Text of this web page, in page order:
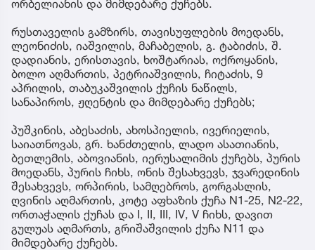
ორბელიანის და მიმდებარე ქუჩებს.
რუსთაველის გამზირს, თავისუფლების მოედანს,
ლეონიძის, იაშვილის, მაჩაბელის, გ. ტაბიძის, შ.
დადიანის, ერისთავის, ხოშტარიას, ოქროყანის,
ბოლო აღმართის, პეტრიაშვილის, ჩიტაძის, 9
აპრილის, თაბუკაშვილის ქუჩის ნაწილს,
სანაპიროს, ჟღენტის და მიმდებარე ქუჩებს;
პუშკინის, აბესაძის, ახოსპიელის, ივერიელის,
საიათნოვას, გრ. ხანძთელის, ლადო ასათიანის,
ბეთლემის, აბოვიანის, იერუსალიმის ქუჩებს, პურის
მოედანს, პურის ჩიხს, ონის შესახვევს, ჯვარედინის
შესახვევს, ორპირის, სამღებროს, გორგასლის,
ღვინის აღმართის, კოტე აფხაზის ქუჩა N1-25, N2-22,
ორთაჭალის ქუჩას და I, II, III, IV, V ჩიხს, დავით
გულუას აღმართს, გრიშაშვილის ქუჩა N11 და
მიმდებარე ქუჩებს.